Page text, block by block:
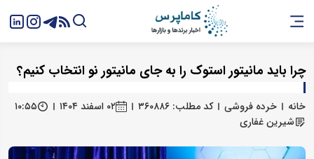
چرا باید مانیتور استوک را به جای مانیتور نو انتخاب کنیم؟
خانه خرده فروشی کد مطلب: ۳۶۰۸۸۶ ۰۲ اسفند ۱۴۰۴
۱۰:۵۵
شیرین غفاری